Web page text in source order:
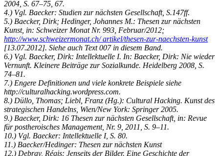
2004, S. 67–75, 67.
4.) Vgl. Baecker: Studien zur nächsten Gesellschaft, S.147ff.
5.) Baecker, Dirk; Hedinger, Johannes M.: Thesen zur nächsten
Kunst, in: Schweizer Monat Nr. 993, Februar/2012;
http://www.schweizermonat.ch/ artikel/thesen-zur-naechsten-kunst
[13.07.2012]. Siehe auch Text 007 in diesem Band.
6.) Vgl. Baecker, Dirk: Intellektuelle I. In: Baecker, Dirk: Nie wieder
Vernunft. Kleinere Beiträge zur Sozialkunde. Heidelberg 2008, S.
74–81.
7.) Engere Definitionen und viele konkrete Beispiele siehe
http://culturalhacking.wordpress.com.
8.) Düllo, Thomas; Liebl, Franz (Hg.): Cultural Hacking. Kunst des
strategischen Handelns, Wien/New York: Springer 2005.
9.) Baecker, Dirk: 16 Thesen zur nächsten Gesellschaft, in: Revue
für postheroisches Management, Nr. 9, 2011, S. 9–11.
10.) Vgl. Baecker: Intellektuelle I, S. 80.
11.) Baecker/Hedinger: Thesen zur nächsten Kunst
12.) Debray, Régis: Jenseits der Bilder. Eine Geschichte der